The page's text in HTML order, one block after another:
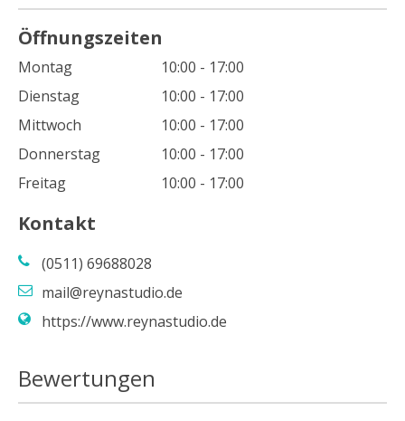
Öffnungszeiten
Montag
10:00 - 17:00
Dienstag
10:00 - 17:00
Mittwoch
10:00 - 17:00
Donnerstag
10:00 - 17:00
Freitag
10:00 - 17:00
Kontakt
(0511) 69688028
mail@reynastudio.de
https://www.reynastudio.de
Bewertungen